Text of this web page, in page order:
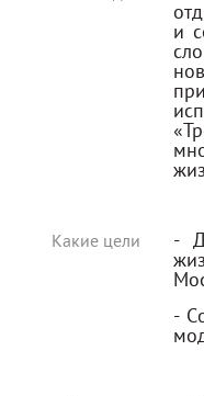
и
Какие цели
-
-